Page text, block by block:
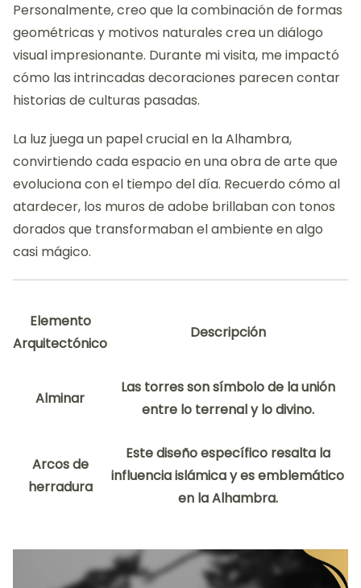
Personalmente, creo que la combinación de formas
geométricas y motivos naturales crea un diálogo
visual impresionante. Durante mi visita, me impactó
cómo las intrincadas decoraciones parecen contar
historias de culturas pasadas.
La luz juega un papel crucial en la Alhambra,
convirtiendo cada espacio en una obra de arte que
evoluciona con el tiempo del día. Recuerdo cómo al
atardecer, los muros de adobe brillaban con tonos
dorados que transformaban el ambiente en algo
casi mágico.
Elemento
Arquitectónico
Descripción
Alminar
Las torres son símbolo de la unión
entre lo terrenal y lo divino.
Arcos de
herradura
Este diseño específico resalta la
influencia islámica y es emblemático
en la Alhambra.